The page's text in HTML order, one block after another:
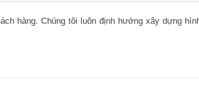
hàng. Chúng tôi luôn định hướng xây dựng